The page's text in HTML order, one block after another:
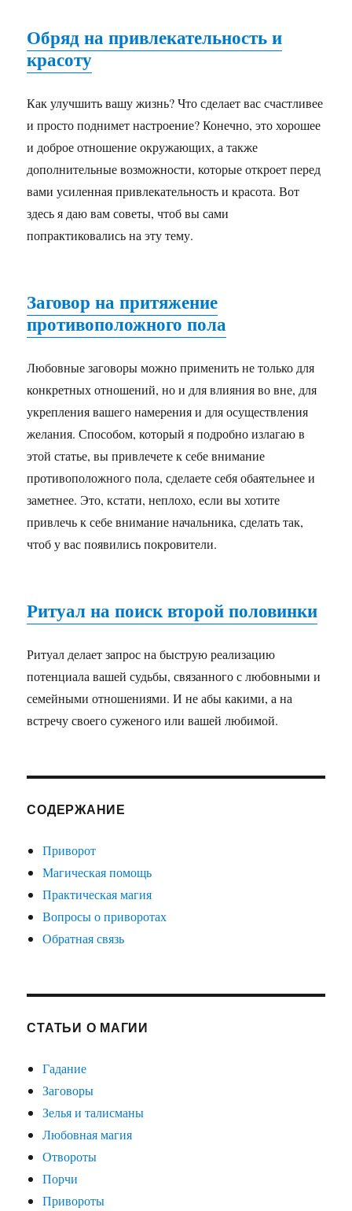
Обряд на привлекательность и
красоту
Как улучшить вашу жизнь? Что сделает вас счастливее
и просто поднимет настроение? Конечно, это хорошее
и доброе отношение окружающих, а также
дополнительные возможности, которые откроет перед
вами усиленная привлекательность и красота. Вот
здесь я даю вам советы, чтоб вы сами
попрактиковались на эту тему.
Заговор на притяжение
противоположного пола
Любовные заговоры можно применить не только для
конкретных отношений, но и для влияния во вне, для
укрепления вашего намерения и для осуществления
желания. Способом, который я подробно излагаю в
этой статье, вы привлечете к себе внимание
противоположного пола, сделаете себя обаятельнее и
заметнее. Это, кстати, неплохо, если вы хотите
привлечь к себе внимание начальника, сделать так,
чтоб у вас появились покровители.
Ритуал на поиск второй половинки
Ритуал делает запрос на быструю реализацию
потенциала вашей судьбы, связанного с любовными и
семейными отношениями. И не абы какими, а на
встречу своего суженого или вашей любимой.
СОДЕРЖАНИЕ
Приворот
Магическая помощь
Практическая магия
Вопросы о приворотах
Обратная связь
СТАТЬИ О МАГИИ
Гадание
Заговоры
Зелья и талисманы
Любовная магия
Отвороты
Порчи
Привороты